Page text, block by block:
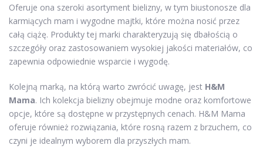
Oferuje ona szeroki asortyment bielizny, w tym biustonosze dla
karmiących mam i wygodne majtki, które można nosić przez
całą ciążę. Produkty tej marki charakteryzują się dbałością o
szczegóły oraz zastosowaniem wysokiej jakości materiałów, co
zapewnia odpowiednie wsparcie i wygodę.
Kolejną marką, na którą warto zwrócić uwagę, jest H&M
Mama. Ich kolekcja bielizny obejmuje modne oraz komfortowe
opcje, które są dostępne w przystępnych cenach. H&M Mama
oferuje również rozwiązania, które rosną razem z brzuchem, co
czyni je idealnym wyborem dla przyszłych mam.